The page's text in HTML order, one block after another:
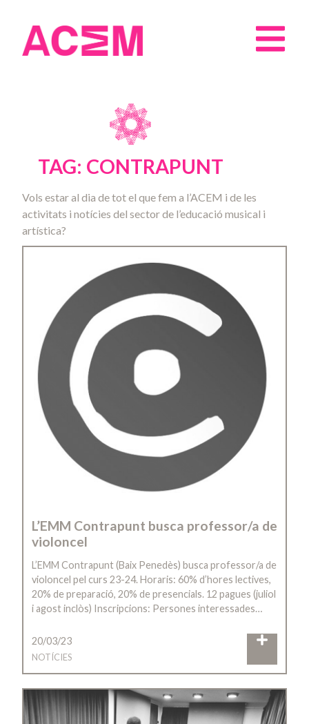
TAG: CONTRAPUNT
Vols estar al dia de tot el que fem a l’ACEM i de les
activitats i notícies del sector de l’educació musical i
artística?
L’EMM Contrapunt busca professor/a de
violoncel
L’EMM Contrapunt (Baix Penedès) busca professor/a de
violoncel pel curs 23-24. Horaris: 60% d’hores lectives,
20% de preparació, 20% de presencials. 12 pagues (juliol
i agost inclòs) Inscripcions: Persones interessades…
20/03/23
NOTÍCIES